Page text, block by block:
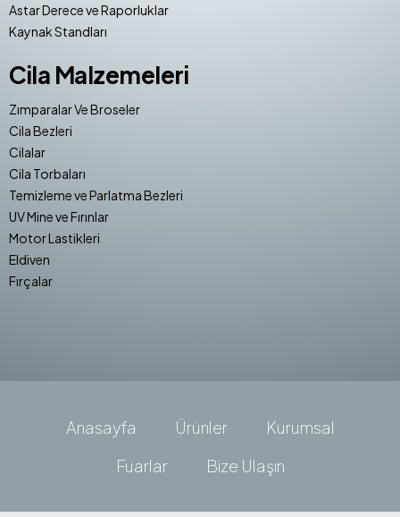
Astar Derece ve Raporluklar
Kaynak Standları
Cila Malzemeleri
Zımparalar Ve Broseler
Cila Bezleri
Cilalar
Cila Torbaları
Temizleme ve Parlatma Bezleri
UV Mine ve Fırınlar
Motor Lastikleri
Eldiven
Fırçalar
Anasayfa Ürünler
Kurumsal
Fuarlar
Bize Ulaşın